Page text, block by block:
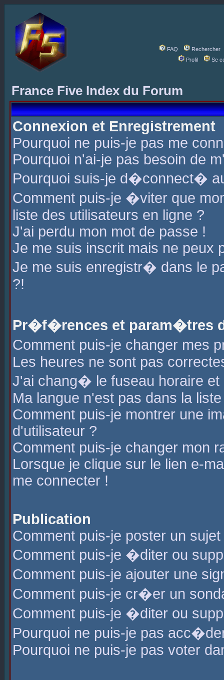
FAQ
Rechercher
Profil
Se
France Five Index du Forum
Connexion et Enregistrement
Pourquoi ne puis-je pas me
Pourquoi n'ai-je pas besoin de
Pourquoi suis-je d�connect�
Comment puis-je �viter que
liste des utilisateurs en ligne ?
J'ai perdu mon mot de passe !
Je me suis inscrit mais ne peux
Je me suis enregistr� dans le
?!
Pr�f�rences et param�tres
Comment puis-je changer mes
Les heures ne sont pas
J'ai chang� le fuseau horaire
Ma langue n'est pas dans la
Comment puis-je montrer une
d'utilisateur ?
Comment puis-je changer mon
Lorsque je clique sur le lien e-
me connecter !
Publication
Comment puis-je poster un
Comment puis-je �diter ou
Comment puis-je ajouter une
Comment puis-je cr�er un
Comment puis-je �diter ou
Pourquoi ne puis-je pas
Pourquoi ne puis-je pas voter